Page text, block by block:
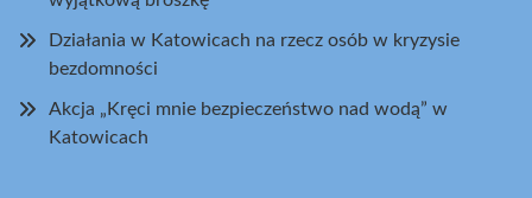
Działania w Katowicach na rzecz osób w kryzysie
bezdomności
Akcja „Kręci mnie bezpieczeństwo nad wodą” w
Katowicach